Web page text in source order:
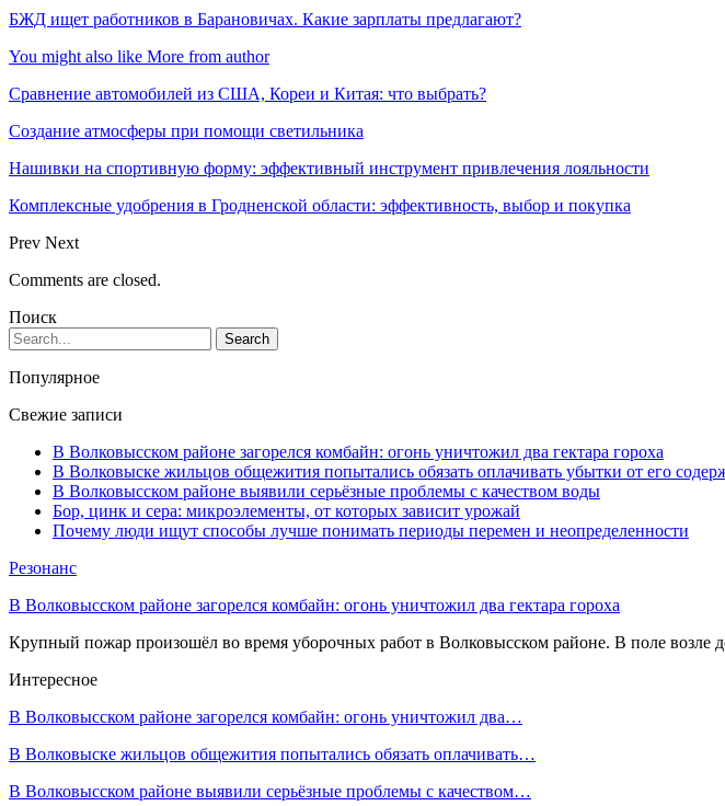
БЖД ищет работников в Барановичах. Какие зарплаты предлагают?
You might also like More from author
Сравнение автомобилей из США, Кореи и Китая: что выбрать?
Создание атмосферы при помощи светильника
Нашивки на спортивную форму: эффективный инструмент привлечения лояльности
Комплексные удобрения в Гродненской области: эффективность, выбор и покупка
Prev Next
Comments are closed.
Поиск
Популярное
Свежие записи
В Волковысском районе загорелся комбайн: огонь уничтожил два гектара гороха
В Волковыске жильцов общежития попытались обязать оплачивать убытки от его
В Волковысском районе выявили серьёзные проблемы с качеством воды
Бор, цинк и сера: микроэлементы, от которых зависит урожай
Почему люди ищут способы лучше понимать периоды перемен и неопределенности
Резонанс
В Волковысском районе загорелся комбайн: огонь уничтожил два гектара гороха
Крупный пожар произошёл во время уборочных работ в Волковысском районе. В поле возле
Интересное
В Волковысском районе загорелся комбайн: огонь уничтожил два…
В Волковыске жильцов общежития попытались обязать оплачивать…
В Волковысском районе выявили серьёзные проблемы с качеством…